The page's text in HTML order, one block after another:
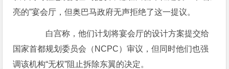
亮的”宴会厅，但奥巴马政府无声拒绝了这一提议。
白宫称，他们计划将宴会厅的设计方案提交给
国家首都规划委员会（NCPC）审议，但同时他们也强
调该机构“无权”阻止拆除东翼的决定。